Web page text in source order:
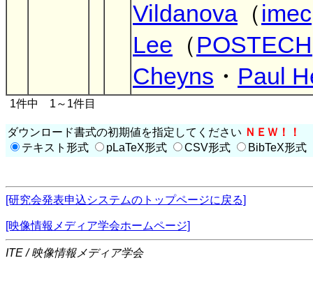
Vildanova （imec
Lee （POSTECH
Cheyns ・ Paul
1件中 1～1件目
ダウンロード書式の初期値を指定してください ＮＥＷ！！
テキスト形式
pLaTeX形式 CSV形式 BibTeX形式
[研究会発表申込システムのトップページに戻る]
[映像情報メディア学会ホームページ]
ITE / 映像情報メディア学会